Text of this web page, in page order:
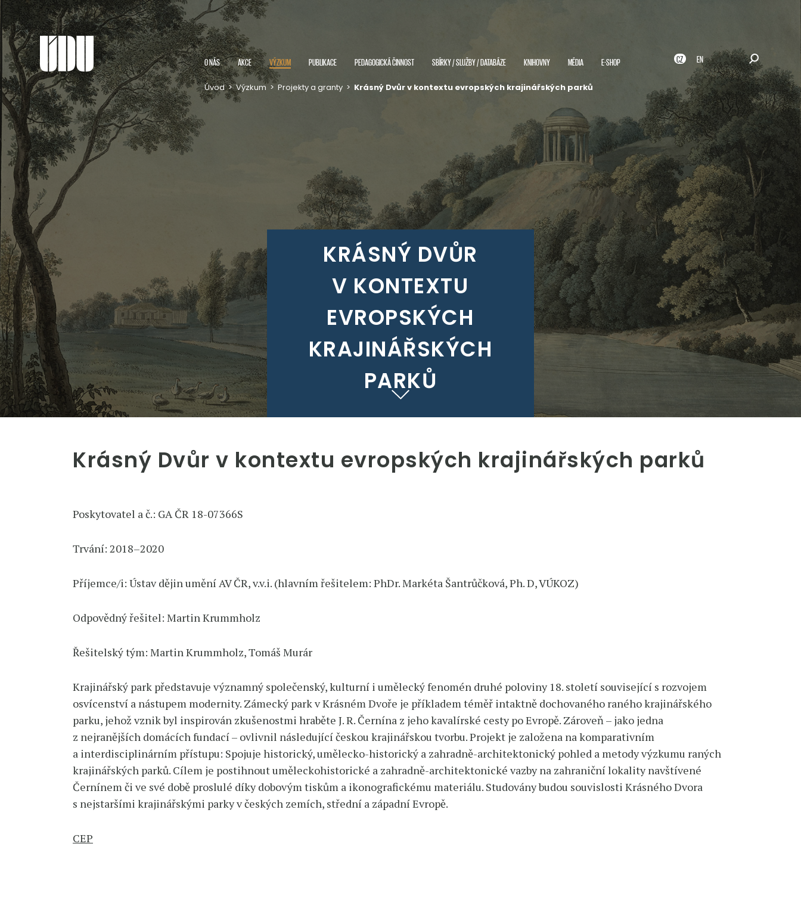
CZ EN
O NÁS AKCE VÝZKUM PUBLIKACE PEDAGOGICKÁ ČINNOST SBÍRKY / SLUŽBY / DATABÁZE KNIHOVNY MÉDIA E-SHOP
Úvod>Výzkum>Projekty a granty> Krásný Dvůr v kontextu evropských krajinářských parků
KRÁSNÝ DVŮR
V KONTEXTU
EVROPSKÝCH
KRAJINÁŘSKÝCH
PARKŮ
Krásný Dvůr v kontextu evropských krajinářských parků
Poskytovatel a č.: GA ČR 18-07366S
Trvání: 2018–2020
Příjemce/i: Ústav dějin umění AV ČR, v.v.i. (hlavním řešitelem: PhDr. Markéta Šantrůčková, Ph. D, VÚKOZ)
Odpovědný řešitel: Martin Krummholz
Řešitelský tým: Martin Krummholz, Tomáš Murár
Krajinářský park představuje významný společenský, kulturní i umělecký fenomén druhé poloviny 18. století související s rozvojem
osvícenství a nástupem modernity. Zámecký park v Krásném Dvoře je příkladem téměř intaktně dochovaného raného krajinářského
parku, jehož vznik byl inspirován zkušenostmi hraběte J. R. Černína z jeho kavalírské cesty po Evropě. Zároveň – jako jedna
z nejranějších domácích fundací – ovlivnil následující českou krajinářskou tvorbu. Projekt je založena na komparativním
a interdisciplinárním přístupu: Spojuje historický, umělecko-historický a zahradně-architektonický pohled a metody výzkumu raných
krajinářských parků. Cílem je postihnout uměleckohistorické a zahradně-architektonické vazby na zahraniční lokality navštívené
Černínem či ve své době proslulé díky dobovým tiskům a ikonografickému materiálu. Studovány budou souvislosti Krásného Dvora
s nejstaršími krajinářskými parky v českých zemích, střední a západní Evropě.
CEP